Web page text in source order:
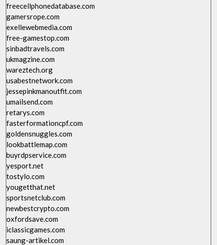
freecellphonedatabase.com
gamersrope.com
exellewebmedia.com
free-gamestop.com
sinbadtravels.com
ukmagzine.com
wareztech.org
usabestnetwork.com
jessepinkmanoutfit.com
umailsend.com
retarys.com
fasterformationcpf.com
goldensnuggles.com
lookbattlemap.com
buyrdpservice.com
yesport.net
tostylo.com
yougetthat.net
sportsnetclub.com
newbestcrypto.com
oxfordsave.com
iclassicgames.com
saung-artikel.com